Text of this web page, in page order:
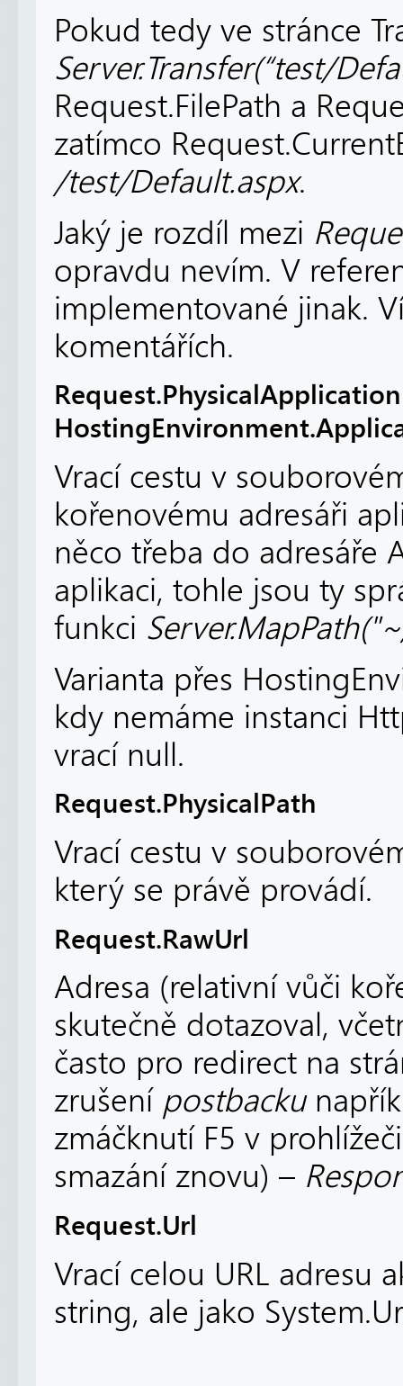
Pokud tedy ve stránce
Server.Transfer(“test/
Request.FilePath a
zatímco
/test/Default.aspx.
Jaký je rozdíl mezi
opravdu nevím. V
implementované jinak.
komentářích.
Vrací cestu v
kořenovému adresáři
něco třeba do adresáře
aplikaci, tohle jsou ty
funkci
Varianta přes
kdy nemáme instanci
vrací null.
Request.PhysicalPath
Vrací cestu v
který se právě provádí.
Request.RawUrl
Adresa (relativní vůči
skutečně dotazoval,
často pro redirect na
zrušení postbacku
zmáčknutí F5 v
smazání znovu) –
Request.Url
Vrací celou URL adresu
string, ale jako